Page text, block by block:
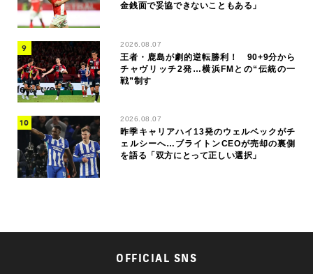
金銭面で妥協できないこともある」
2026.08.07
王者・鹿島が劇的逆転勝利！ 90+9分から
チャヴリッチ2発…横浜FMとの“伝統の一
戦”制す
2026.08.07
昨季キャリアハイ13発のウェルベックがチ
ェルシーへ…ブライトンCEOが売却の裏側
を語る「双方にとって正しい選択」
OFFICIAL SNS